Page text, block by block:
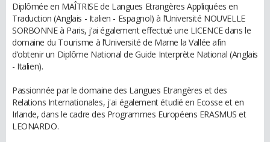
Diplômée en MAÎTRISE de Langues Etrangères Appliquées en
Traduction (Anglais - Italien - Espagnol) à l’Université NOUVELLE
SORBONNE à Paris, j’ai également effectué une LICENCE dans le
domaine du Tourisme à l’Université de Marne la Vallée afin
d’obtenir un Diplôme National de Guide Interprète National (Anglais
- Italien).
Passionnée par le domaine des Langues Etrangères et des
Relations Internationales, j'ai également étudié en Ecosse et en
Irlande, dans le cadre des Programmes Européens ERASMUS et
LEONARDO.